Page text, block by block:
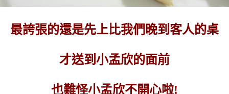
最誇張的還是先上比我們晚到客人的桌
才送到小孟欣的面前
也難怪小孟欣不開心啦!